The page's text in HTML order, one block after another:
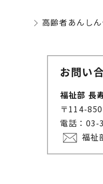
高齢者あんし
お問い
福祉部 長
〒114-
電話：
福祉